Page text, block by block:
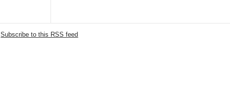
Subscribe to this RSS feed